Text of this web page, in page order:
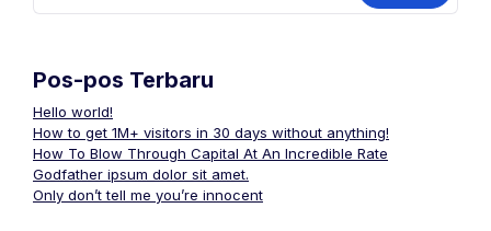
Pos-pos Terbaru
Hello world!
How to get 1M+ visitors in 30 days without anything!
How To Blow Through Capital At An Incredible Rate
Godfather ipsum dolor sit amet.
Only don’t tell me you’re innocent